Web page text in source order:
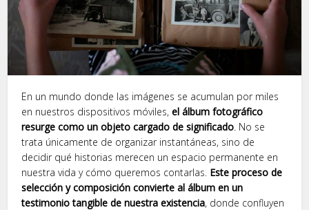
En un mundo donde las imágenes se acumulan por miles
en nuestros dispositivos móviles,el álbum fotográfico
resurge como un objeto cargado de significado . No se
trata únicamente de organizar instantáneas, sino de
decidir qué historias merecen un espacio permanente en
nuestra vida y cómo queremos contarlas. Este proceso de
selección y composición convierte al álbum en un
testimonio tangible de nuestra existencia, donde confluyen